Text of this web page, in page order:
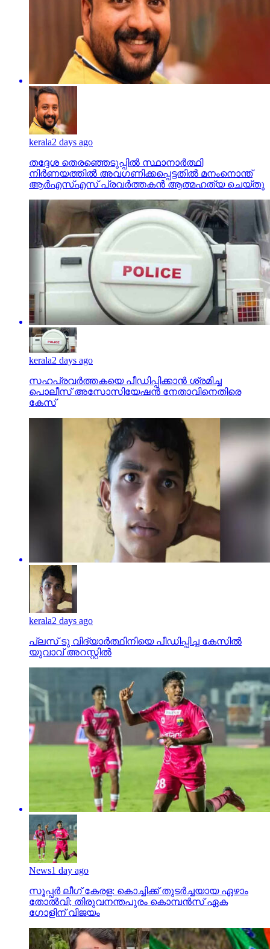
kerala2 days ago
തദ്ദേശ തെരഞ്ഞെടുപ്പില്‍ സ്ഥാനാര്‍ത്ഥി
നിര്‍ണയത്തില്‍ അവഗണിക്കപ്പെട്ടതില്‍ മനംനൊന്ത്
ആര്‍എസ്എസ് പ്രവര്‍ത്തകന്‍ ആത്മഹത്യ ചെയ്തു
kerala2 days ago
സഹപ്രവര്‍ത്തകയെ പീഡിപ്പിക്കാന്‍ ശ്രമിച്ച
പൊലീസ് അസോസിയേഷന്‍ നേതാവിനെതിരെ
കേസ്
kerala2 days ago
പ്ലസ് ടു വിദ്യാര്‍ത്ഥിനിയെ പീഡിപ്പിച്ച കേസില്‍
യുവാവ് അറസ്റ്റില്‍
News1 day ago
സൂപ്പര്‍ ലീഗ് കേരള: കൊച്ചിക്ക് തുടര്‍ച്ചയായ ഏഴാം
തോല്‍വി; തിരുവനന്തപുരം കൊമ്പന്‍സ് ഏക
ഗോളിന് വിജയം